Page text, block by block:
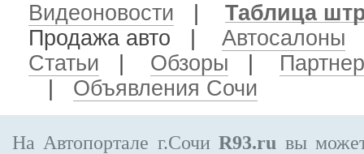
Видеоновости
Таблица
Продажа авто
Автосалоны
Статьи
Обзоры
Объявления Сочи
На Автопортале г.СочиR93.ru вы